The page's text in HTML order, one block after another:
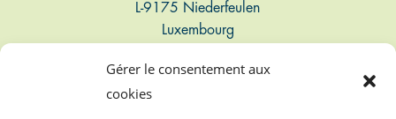
Gérer le consentement aux
cookies
L-9175 Niederfeulen
Luxembourg